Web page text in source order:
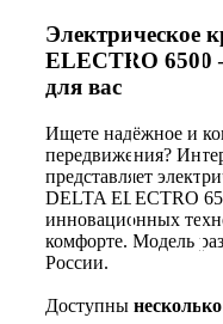
Электрическое
ELECTRO 6500
для вас
Ищете надёжное и
передвижения?
представляет
DELTA ELECTRO
инновационных
комфорте. Модель
России.
Доступны